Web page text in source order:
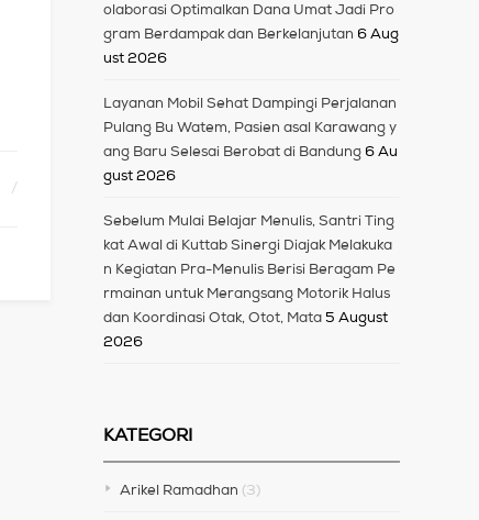
olaborasi Optimalkan Dana Umat Jadi Pro
gram Berdampak dan Berkelanjutan 6 Aug
ust 2026
Layanan Mobil Sehat Dampingi Perjalanan
Pulang Bu Watem, Pasien asal Karawang y
ang Baru Selesai Berobat di Bandung 6 Au
gust 2026
Sebelum Mulai Belajar Menulis, Santri Ting
kat Awal di Kuttab Sinergi Diajak Melakuka
n Kegiatan Pra-Menulis Berisi Beragam Pe
rmainan untuk Merangsang Motorik Halus
dan Koordinasi Otak, Otot, Mata 5 August
2026
KATEGORI
Arikel Ramadhan (3)